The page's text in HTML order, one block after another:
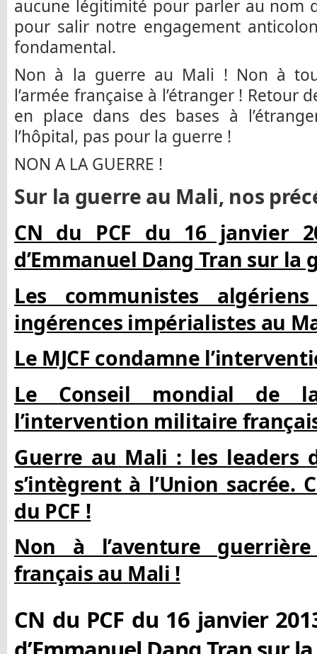
aucune légitimité pour parler au nom
pour salir notre engagement
fondamental.
Non à la guerre au Mali ! Non à
l’armée française à l’étranger ! Retour
en place dans des bases à
l’hôpital, pas pour la guerre !
NON A LA GUERRE !
Sur la guerre au Mali, nos
CN du PCF du 16 janvier
d’Emmanuel Dang Tran sur la
Les communistes
ingérences impérialistes au
Le MJCF condamne
Le Conseil mondial de
l’intervention militaire
Guerre au Mali : les leaders
s’intègrent à l’Union sacrée.
du PCF !
Non à l’aventure
français au Mali !
CN du PCF du 16 janvier